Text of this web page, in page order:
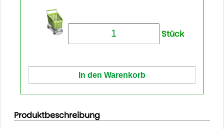
Stück
Produktbeschreibung